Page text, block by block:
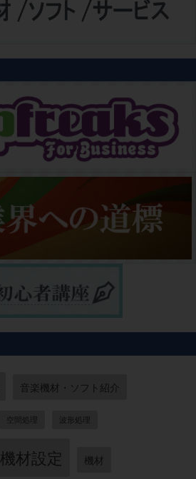
音楽機材・ソフト紹介
空間処理 波形処理
機材設定 機材